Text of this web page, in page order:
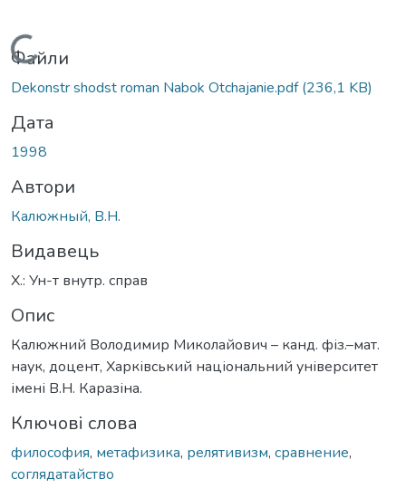
Вантажиться...
Файли
Dekonstr shodst roman Nabok Otchajanie.pdf(236,1 KB)
Дата
1998
Автори
Калюжный, В.Н.
Видавець
Х.: Ун-т внутр. справ
Опис
Калюжний Володимир Миколайович – канд. фіз.–мат.
наук, доцент, Харківський національний університет
імені В.Н. Каразіна.
Ключові слова
философия, метафизика, релятивизм, сравнение,
соглядатайство